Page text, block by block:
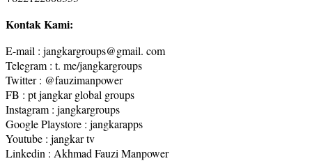
Kontak Kami:
E-mail : jangkargroups@gmail. com
Telegram : t. me/jangkargroups
Twitter : @fauzimanpower
FB : pt jangkar global groups
Instagram : jangkargroups
Google Playstore : jangkarapps
Youtube : jangkar tv
Linkedin : Akhmad Fauzi Manpower